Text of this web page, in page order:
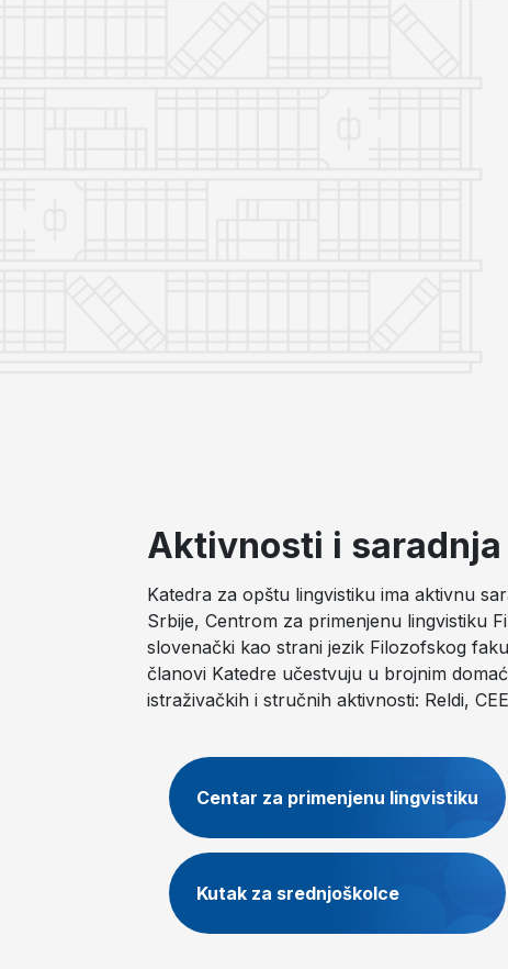
Aktivnosti i saradnja
Katedra za opštu lingvistiku ima aktivnu
Srbije, Centrom za primenjenu lingvistiku
slovenački kao strani jezik Filozofskog
članovi Katedre učestvuju u brojnim
istraživačkih i stručnih aktivnosti: Reldi,
Centar za primenjenu lingvistiku
Kutak za srednjoškolce